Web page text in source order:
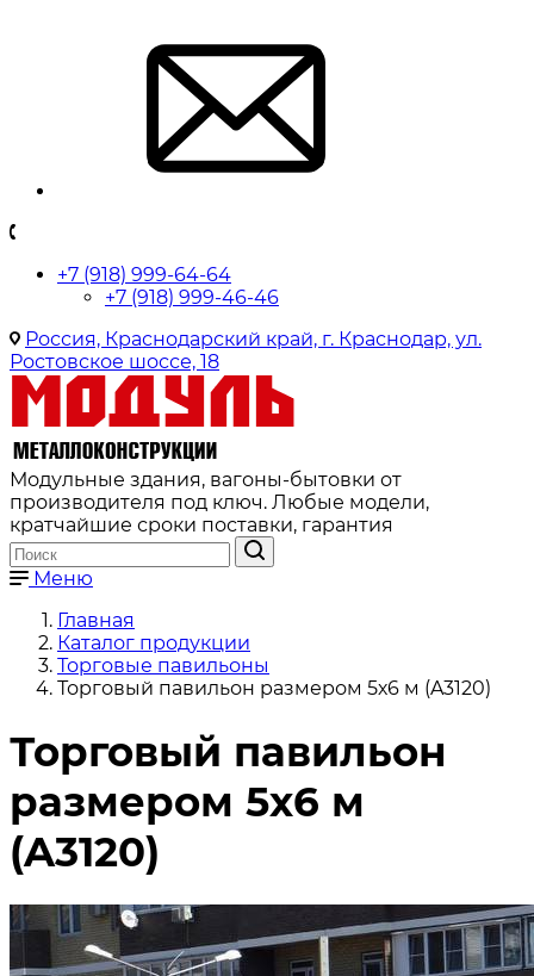
+7 (918) 999-64-64
+7 (918) 999-46-46
Россия, Краснодарский край, г. Краснодар, ул.
Ростовское шоссе, 18
Модульные здания, вагоны-бытовки от
производителя под ключ. Любые модели,
кратчайшие сроки поставки, гарантия
Меню
Главная
Каталог продукции
Торговые павильоны
Торговый павильон размером 5х6 м (A3120)
Торговый павильон
размером 5х6 м
(A3120)